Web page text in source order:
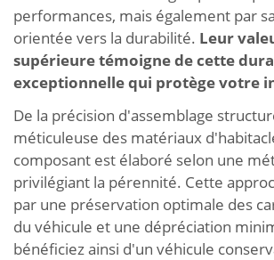
performances, mais également par
orientée vers la durabilité. Leur
supérieure témoigne de cette
exceptionnelle qui protège votre
De la précision d'assemblage
méticuleuse des matériaux
composant est élaboré selon une
privilégiant la pérennité. Cette
par une préservation optimale des
du véhicule et une dépréciation
bénéficiez ainsi d'un véhicule